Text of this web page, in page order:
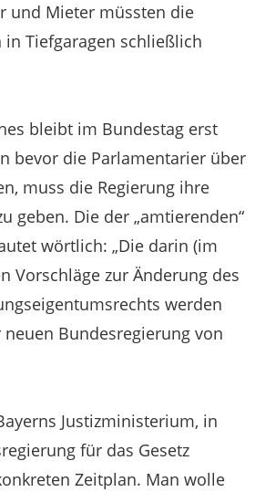
und Mieter müssten die
in Tiefgaragen schließlich
bleibt im Bundestag erst
bevor die Parlamentarier über
muss die Regierung ihre
geben. Die der „amtierenden“
wörtlich: „Die darin (im
Vorschläge zur Änderung des
werden
Bundesregierung von
Justizministerium, in
für das Gesetz
Zeitplan. Man wolle